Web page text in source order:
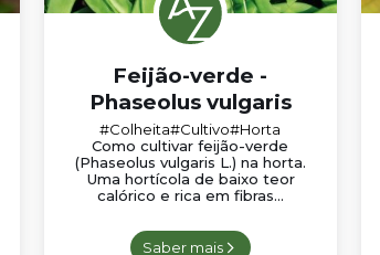
Feijão-verde -
Phaseolus vulgaris
#Colheita#Cultivo#Horta
Como cultivar feijão-verde
(Phaseolus vulgaris L.) na horta.
Uma hortícola de baixo teor
calórico e rica em fibras...
Saber mais